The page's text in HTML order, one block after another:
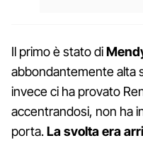
Il primo è stato di
abbondantemente alta
invece ci ha provato
accentrandosi, non ha
porta.La svolta era